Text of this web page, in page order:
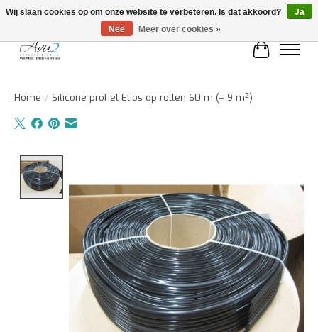
Home / Silicone profiel Elios op rollen 60 m (= 9 m²)
Wij slaan cookies op om onze website te verbeteren. Is dat akkoord?
Ja
Nee
Meer over cookies »